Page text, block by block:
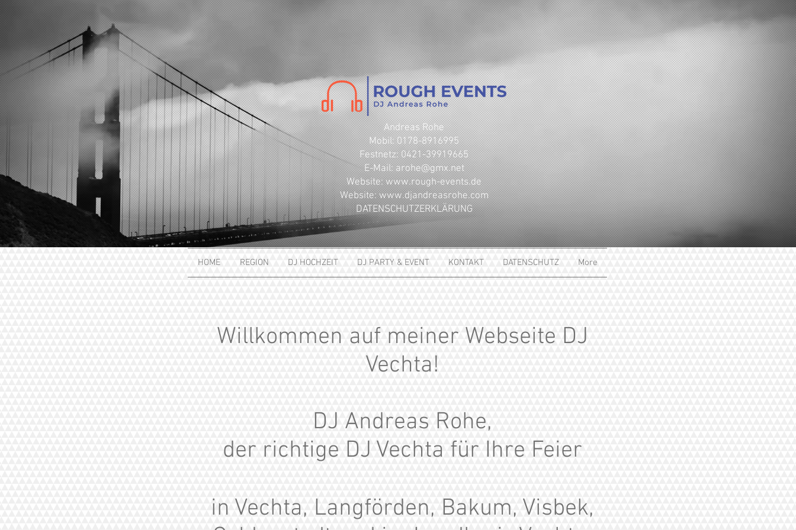
Andreas Rohe
Mobil: 0178-8916995
Festnetz: 0421-39919665
E-Mail: arohe@gmx.net
​Website: www.rough-events.de
Website: www.djandreasrohe.com
DATENSCHUTZERKLÄRUNG
HOME REGION DJ HOCHZEIT DJ PARTY & EVENT KONTAKT DATENSCHUTZ More
Willkommen auf meiner Webseite DJ
Vechta!
DJ Andreas Rohe,
der richtige DJ Vechta für Ihre Feier
in Vechta, Langförden, Bakum, Visbek,